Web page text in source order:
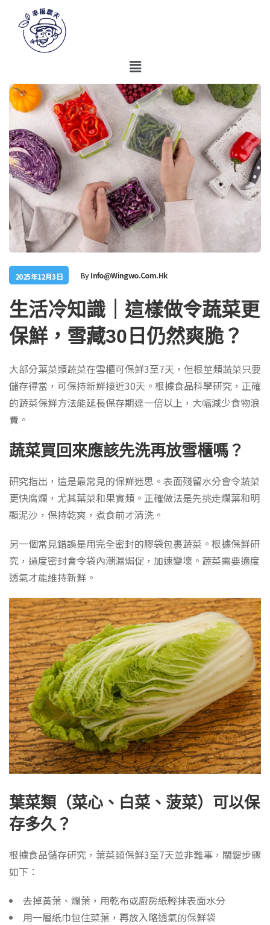
2025年12月3日 ByInfo@wingwo.com.hk
生活冷知識｜這樣做令蔬菜更
保鮮，雪藏30日仍然爽脆？
大部分葉菜類蔬菜在雪櫃可保鮮3至7天，但根莖類蔬菜只要
儲存得當，可保持新鮮接近30天。根據食品科學研究，正確
的蔬菜保鮮方法能延長保存期達一倍以上，大幅減少食物浪
費。
蔬菜買回來應該先洗再放雪櫃嗎？
研究指出，這是最常見的保鮮迷思。表面殘留水分會令蔬菜
更快腐爛，尤其葉菜和果實類。正確做法是先挑走爛葉和明
顯泥沙，保持乾爽，煮食前才清洗。
另一個常見錯誤是用完全密封的膠袋包裹蔬菜。根據保鮮研
究，過度密封會令袋內潮濕焗促，加速變壞。蔬菜需要適度
透氣才能維持新鮮。
葉菜類（菜心、白菜、菠菜）可以保
存多久？
根據食品儲存研究，葉菜類保鮮3至7天並非難事，關鍵步驟
如下：
去掉黃葉、爛葉，用乾布或廚房紙輕抹表面水分
用一層紙巾包住菜葉，再放入略透氣的保鮮袋